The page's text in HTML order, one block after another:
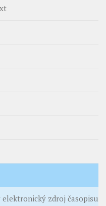
elektronický zdroj časopisu